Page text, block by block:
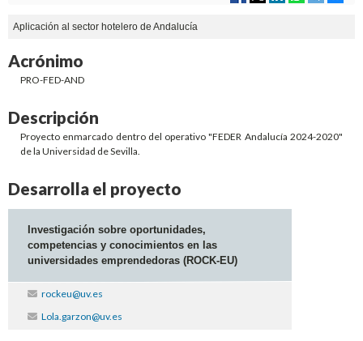
Aplicación al sector hotelero de Andalucía
Acrónimo
PRO-FED-AND
Descripción
Proyecto enmarcado dentro del operativo "FEDER Andalucía 2024-2020"
de la Universidad de Sevilla.
Desarrolla el proyecto
Investigación sobre oportunidades,
competencias y conocimientos en las
universidades emprendedoras (ROCK-EU)
rockeu@uv.es
Lola.garzon@uv.es